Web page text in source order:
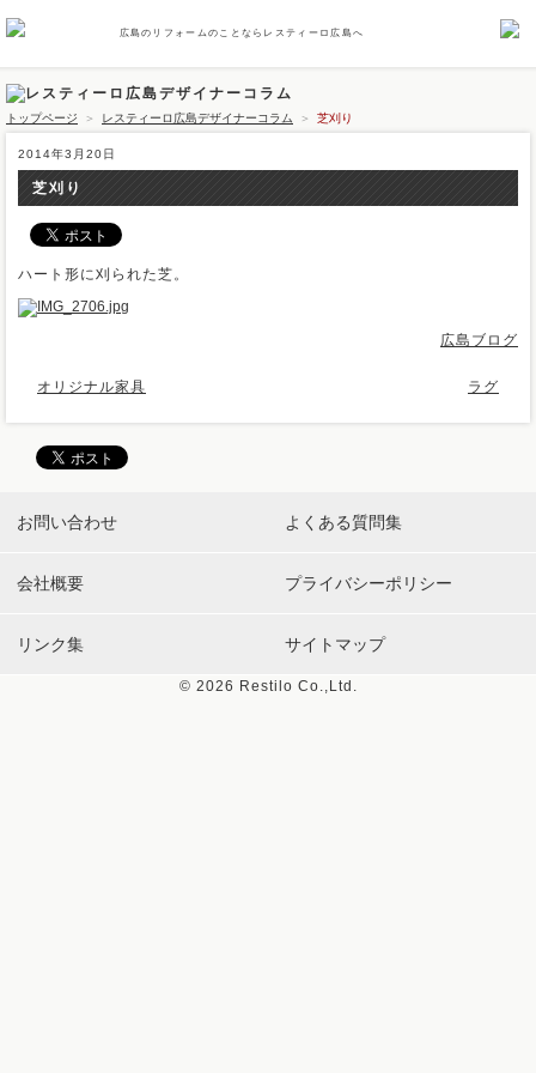
広島のリフォームのことならレスティーロ広島へ
トップページ ＞ レスティーロ広島デザイナーコラム ＞ 芝刈り
2014年3月20日
芝刈り
ハート形に刈られた芝。
広島ブログ
オリジナル家具 ラグ
お問い合わせ よくある質問集
会社概要 プライバシーポリシー
リンク集 サイトマップ
© 2026 Restilo Co.,Ltd.